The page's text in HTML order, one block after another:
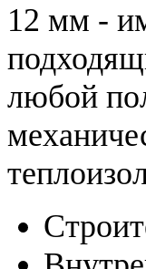
12 мм -
любой